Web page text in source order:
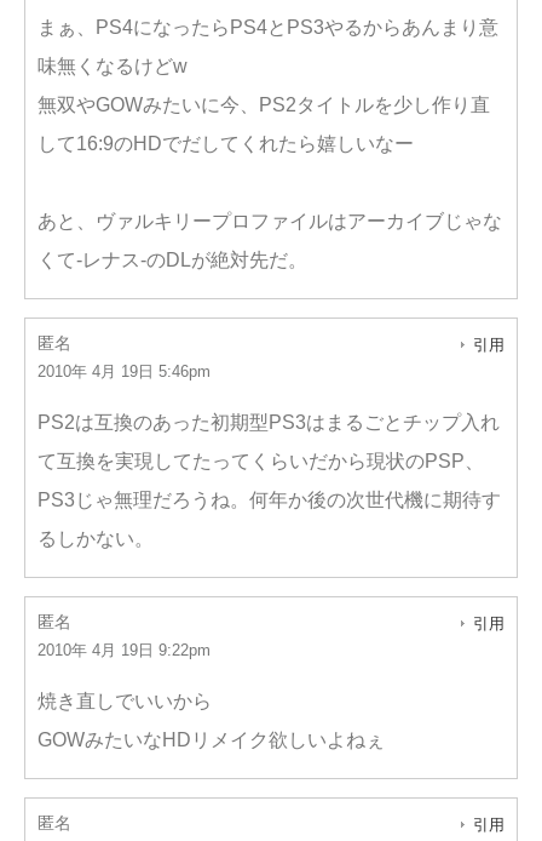
まぁ、PS4になったらPS4とPS3やるからあんまり意
味無くなるけどw
無双やGOWみたいに今、PS2タイトルを少し作り直
して16:9のHDでだしてくれたら嬉しいなー
あと、ヴァルキリープロファイルはアーカイブじゃな
くて-レナス-のDLが絶対先だ。
匿名
2010年 4月 19日 5:46pm
引用
PS2は互換のあった初期型PS3はまるごとチップ入れ
て互換を実現してたってくらいだから現状のPSP、
PS3じゃ無理だろうね。何年か後の次世代機に期待す
るしかない。
匿名
2010年 4月 19日 9:22pm
引用
焼き直しでいいから
GOWみたいなHDリメイク欲しいよねぇ
匿名 引用